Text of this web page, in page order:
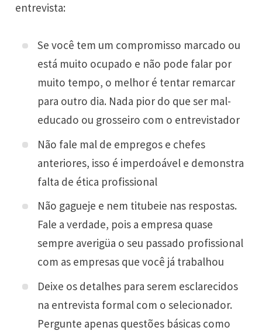
entrevista:
Se você tem um compromisso marcado ou
está muito ocupado e não pode falar por
muito tempo, o melhor é tentar remarcar
para outro dia. Nada pior do que ser mal-
educado ou grosseiro com o entrevistador
Não fale mal de empregos e chefes
anteriores, isso é imperdoável e demonstra
falta de ética profissional
Não gagueje e nem titubeie nas respostas.
Fale a verdade, pois a empresa quase
sempre averigüa o seu passado profissional
com as empresas que você já trabalhou
Deixe os detalhes para serem esclarecidos
na entrevista formal com o selecionador.
Pergunte apenas questões básicas como